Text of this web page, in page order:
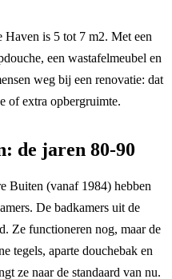
is 5 tot 7 m2. Met een
een wastafelmeubel en
weg bij een renovatie: dat
of extra opbergruimte.
de jaren 80-90
Buiten (vanaf 1984) hebben
De badkamers uit de
Ze functioneren nog, maar de
tegels, aparte douchebak en
ze naar de standaard van nu.